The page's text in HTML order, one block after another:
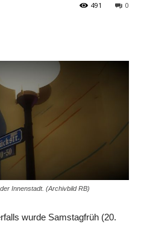
0
491
Innenstadt. (Archivbild RB)
wurde Samstagfrüh (20.